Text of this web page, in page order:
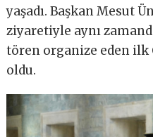
yaşadı. Başkan Mesut
ziyaretiyle aynı
tören organize eden ilk
oldu.